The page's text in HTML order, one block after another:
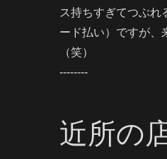
ス持ちすぎてつぶれ
ード払い）ですが、
（笑）
--------
近所の